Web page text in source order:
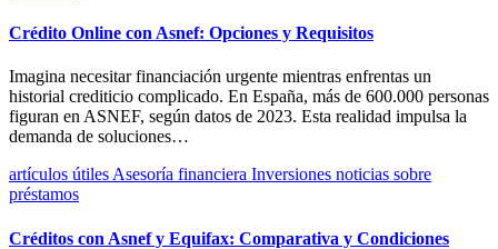
Crédito Online con Asnef: Opciones y Requisitos
Imagina necesitar financiación urgente mientras enfrentas un
historial crediticio complicado. En España, más de 600.000 personas
figuran en ASNEF, según datos de 2023. Esta realidad impulsa la
demanda de soluciones…
artículos útiles Asesoría financiera Inversiones noticias sobre
préstamos
Créditos con Asnef y Equifax: Comparativa y Condiciones